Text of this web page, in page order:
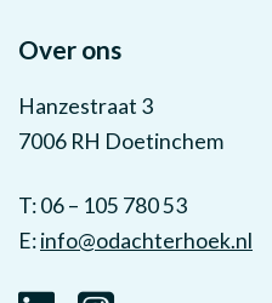
Over ons
Hanzestraat 3
7006 RH Doetinchem
T: 06 – 105 780 53
E:info@odachterhoek.nl